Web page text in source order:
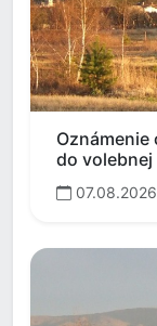
Oznámenie
do
07.08.2026